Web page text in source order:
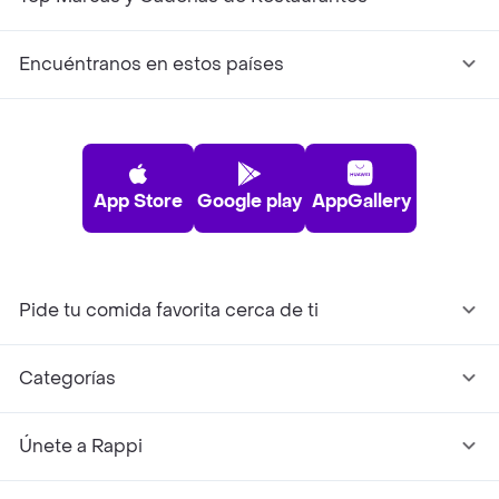
Encuéntranos en estos países
App Store Google play AppGallery
Pide tu comida favorita cerca de ti
Categorías
Únete a Rappi